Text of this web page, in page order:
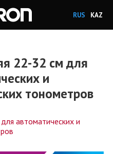
RUS KAZ
22-32 см для
и
тонометров